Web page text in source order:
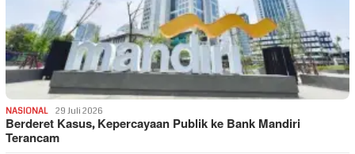
NASIONAL 29 Juli 2026
Berderet Kasus, Kepercayaan Publik ke Bank Mandiri
Terancam